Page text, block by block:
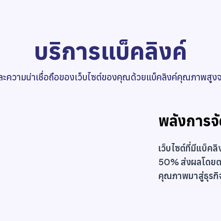
บริการแบ็คลิงค์
ะความน่าเชื่อถือของเว็บไซต์ของคุณด้วยแบ็คลิงค์คุณภาพสูง
พลังการ
เว็บไซต์ที่มีแบ็ค
50% ส่งผลโดย
คุณภาพมาสู่ธุร